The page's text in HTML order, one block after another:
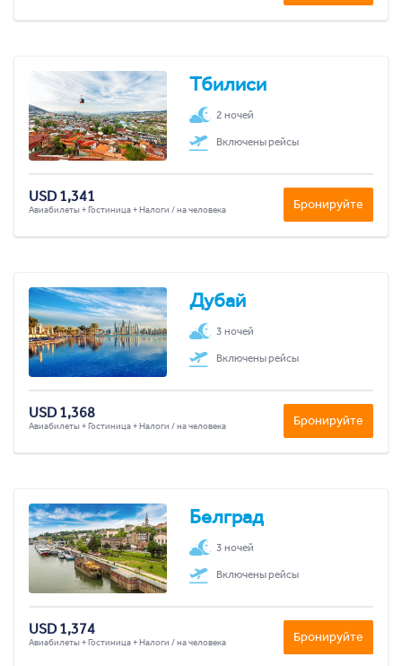
Тбилиси
2 ночей
Включены рейсы
USD 1,341
Авиабилеты + Гостиница + Налоги / на человека Бронируйте
Дубай
3 ночей
Включены рейсы
USD 1,368
Авиабилеты + Гостиница + Налоги / на человека Бронируйте
Белград
3 ночей
Включены рейсы
USD 1,374
Авиабилеты + Гостиница + Налоги / на человека Бронируйте